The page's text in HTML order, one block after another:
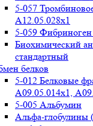
5-057
А12.05.028x1
5-059
Биохимический
стандартный
белков
5-012 Белковые
А09.05.014х1,
5-005 Альбумин
Альфа-глобулины